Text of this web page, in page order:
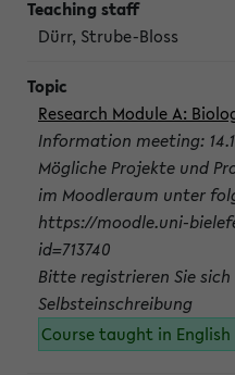
Dürr, Strube-Bloss
Research Module A:
Information meeting:
Mögliche Projekte und
im Moodleraum unter
https://moodle.uni-
id=713740
Bitte registrieren Sie
Selbsteinschreibung
Course taught in English